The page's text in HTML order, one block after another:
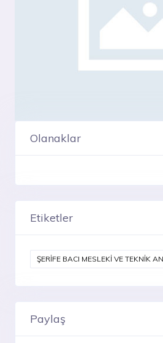
Olanaklar
Etiketler
ŞERİFE BACI MESLEKİ VE TEKNİK
Paylaş